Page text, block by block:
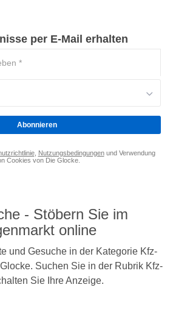
per E-Mail erhalten
Abonnieren
, Nutzungsbedingungenund Verwendung
Cookies von Die Glocke.
- Stöbern Sie im
online
und Gesuche in der Kategorie Kfz-
Suchen Sie in der Rubrik Kfz-
Sie Ihre Anzeige.